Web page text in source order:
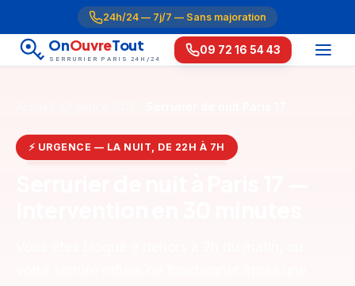
24h/24 — 7j/7 — Sans majoration
OnOuvreTout
SERRURIER PARIS 24H/24
09 72 16 54 43
⚡ URGENCE — LA NUIT, DE 22H À 7H